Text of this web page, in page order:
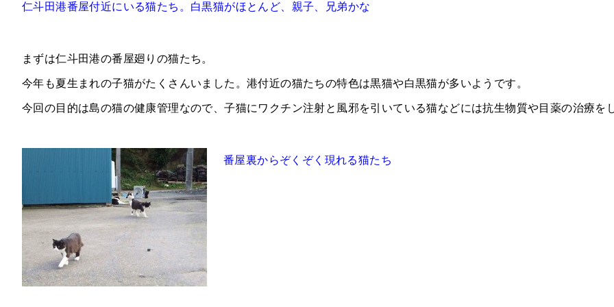
仁斗田港番屋付近にいる猫たち。白黒猫がほとんど、親子、兄弟かな
まずは仁斗田港の番屋廻りの猫たち。
今年も夏生まれの子猫がたくさんいました。港付近の猫たちの特色は黒猫や白黒猫が多いようです。
今回の目的は島の猫の健康管理なので、子猫にワクチン注射と風邪を引いている猫などには抗生物質や目薬の治療を
番屋裏からぞくぞく現れる猫たち